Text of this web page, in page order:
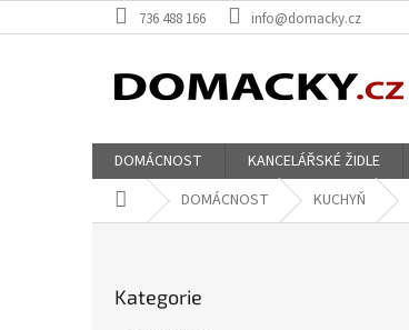
na
736 488 166 info@domacky.cz
DOMÁCNOST KANCELÁŘSKÉ ŽIDLE
Domů DOMÁCNOST KUCHYŇ
kategorie
Kategorie